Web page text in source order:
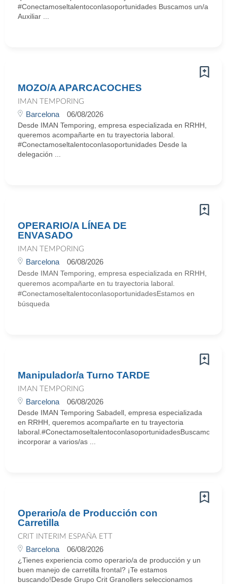
#Conectamoseltalentoconlasoportunidades Buscamos un/a
Auxiliar ...
MOZO/A APARCACOCHES
IMAN TEMPORING
Barcelona 06/08/2026
Desde IMAN Temporing, empresa especializada en RRHH,
queremos acompañarte en tu trayectoria laboral.
#Conectamoseltalentoconlasoportunidades Desde la
delegación ...
OPERARIO/A LÍNEA DE
ENVASADO
IMAN TEMPORING
Barcelona 06/08/2026
Desde IMAN Temporing, empresa especializada en RRHH,
queremos acompañarte en tu trayectoria laboral.
#ConectamoseltalentoconlasoportunidadesEstamos en
búsqueda
Manipulador/a Turno TARDE
IMAN TEMPORING
Barcelona 06/08/2026
Desde IMAN Temporing Sabadell, empresa especializada
en RRHH, queremos acompañarte en tu trayectoria
laboral.#ConectamoseltalentoconlasoportunidadesBuscamos
incorporar a varios/as ...
Operario/a de Producción con
Carretilla
CRIT INTERIM ESPAÑA ETT
Barcelona 06/08/2026
¿Tienes experiencia como operario/a de producción y un
buen manejo de carretilla frontal? ¡Te estamos
buscando!Desde Grupo Crit Granollers seleccionamos